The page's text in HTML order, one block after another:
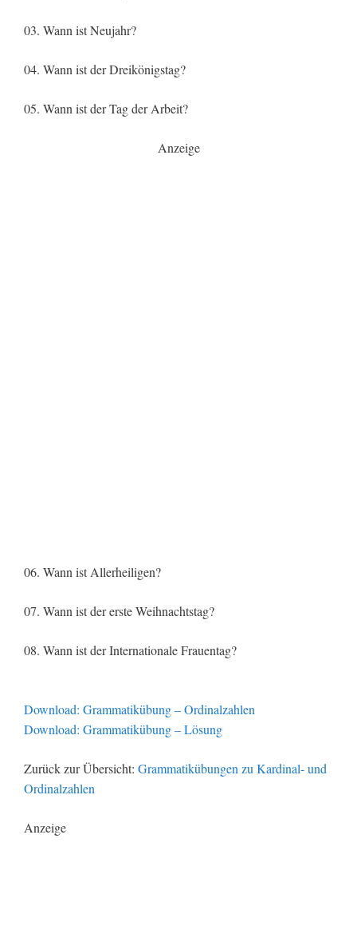
03. Wann ist Neujahr?
04. Wann ist der Dreikönigstag?
05. Wann ist der Tag der Arbeit?
Anzeige
06. Wann ist Allerheiligen?
07. Wann ist der erste Weihnachtstag?
08. Wann ist der Internationale Frauentag?
Download: Grammatikübung – Ordinalzahlen
Download: Grammatikübung – Lösung
Zurück zur Übersicht: Grammatikübungen zu Kardinal- und
Ordinalzahlen
Anzeige